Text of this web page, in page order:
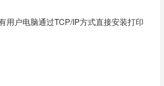
用户电脑通过TCP/IP方式直接安装打印